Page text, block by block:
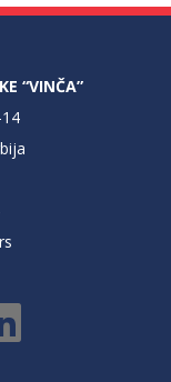
“VINČA”